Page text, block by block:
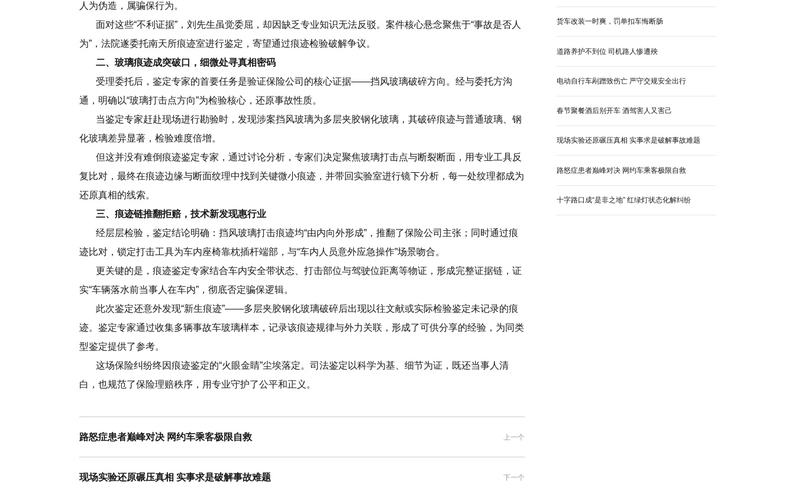
人为伪造，属骗保行为。
面对这些“不利证据”，刘先生虽觉委屈，却因缺乏专业知识无法反驳。案件核心悬念聚焦于“事故是否人
为”，法院遂委托南天所痕迹室进行鉴定，寄望通过痕迹检验破解争议。
二、玻璃痕迹成突破口，细微处寻真相密码
受理委托后，鉴定专家的首要任务是验证保险公司的核心证据——挡风玻璃破碎方向。经与委托方沟
通，明确以“玻璃打击点方向”为检验核心，还原事故性质。
当鉴定专家赶赴现场进行勘验时，发现涉案挡风玻璃为多层夹胶钢化玻璃，其破碎痕迹与普通玻璃、钢
化玻璃差异显著，检验难度倍增。
但这并没有难倒痕迹鉴定专家，通过讨论分析，专家们决定聚焦玻璃打击点与断裂断面，用专业工具反
复比对，最终在痕迹边缘与断面纹理中找到关键微小痕迹，并带回实验室进行镜下分析，每一处纹理都成为
还原真相的线索。
三、痕迹链推翻拒赔，技术新发现惠行业
经层层检验，鉴定结论明确：挡风玻璃打击痕迹均“由内向外形成”，推翻了保险公司主张；同时通过痕
迹比对，锁定打击工具为车内座椅靠枕插杆端部，与“车内人员意外应急操作”场景吻合。
更关键的是，痕迹鉴定专家结合车内安全带状态、打击部位与驾驶位距离等物证，形成完整证据链，证
实“车辆落水前当事人在车内”，彻底否定骗保逻辑。
此次鉴定还意外发现“新生痕迹”——多层夹胶钢化玻璃破碎后出现以往文献或实际检验鉴定未记录的痕
迹。鉴定专家通过收集多辆事故车玻璃样本，记录该痕迹规律与外力关联，形成了可供分享的经验，为同类
型鉴定提供了参考。
这场保险纠纷终因痕迹鉴定的“火眼金睛”尘埃落定。司法鉴定以科学为基、细节为证，既还当事人清
白，也规范了保险理赔秩序，用专业守护了公平和正义。
路怒症患者巅峰对决 网约车乘客极限自救 上一个
现场实验还原碾压真相 实事求是破解事故难题 下一个
货车改装一时爽，罚单扣车悔断肠
道路养护不到位 司机路人惨遭殃
电动自行车剐蹭致伤亡 严守交规安全出行
春节聚餐酒后别开车 酒驾害人又害己
现场实验还原碾压真相 实事求是破解事故难题
路怒症患者巅峰对决 网约车乘客极限自救
十字路口成“是非之地” 红绿灯状态化解纠纷